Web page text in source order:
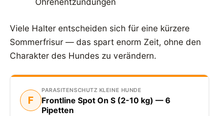
Viele Halter entscheiden sich für eine kürzere
Sommerfrisur — das spart enorm Zeit, ohne den
Charakter des Hundes zu verändern.
F
PARASITENSCHUTZ KLEINE HUNDE
Frontline Spot On S (2-10 kg) — 6
Pipetten